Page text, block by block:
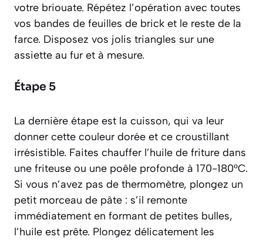
votre briouate. Répétez l’opération avec toutes
vos bandes de feuilles de brick et le reste de la
farce. Disposez vos jolis triangles sur une
assiette au fur et à mesure.
Étape 5
La dernière étape est la cuisson, qui va leur
donner cette couleur dorée et ce croustillant
irrésistible. Faites chauffer l’huile de friture dans
une friteuse ou une poêle profonde à 170-180°C.
Si vous n’avez pas de thermomètre, plongez un
petit morceau de pâte : s’il remonte
immédiatement en formant de petites bulles,
l’huile est prête. Plongez délicatement les